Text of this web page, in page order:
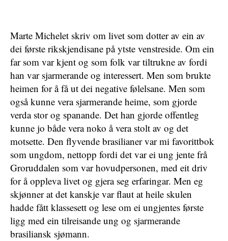
Marte Michelet skriv om livet som dotter av ein av
dei første rikskjendisane på ytste venstreside. Om ein
far som var kjent og som folk var tiltrukne av fordi
han var sjarmerande og interessert. Men som brukte
heimen for å få ut dei negative følelsane. Men som
også kunne vera sjarmerande heime, som gjorde
verda stor og spanande. Det han gjorde offentleg
kunne jo både vera noko å vera stolt av og det
motsette. Den flyvende brasilianer var mi favorittbok
som ungdom, nettopp fordi det var ei ung jente frå
Groruddalen som var hovudpersonen, med eit driv
for å oppleva livet og gjera seg erfaringar. Men eg
skjønner at det kanskje var flaut at heile skulen
hadde fått klassesett og lese om ei ungjentes første
ligg med ein tilreisande ung og sjarmerande
brasiliansk sjømann.